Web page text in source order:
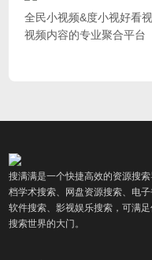
全民小视频&度小视好看
视频内容的专业聚合平台
搜满满是一个快捷高效的资源搜
档学术搜索、网盘资源搜索、电
软件搜索、影视娱乐搜索，可满
搜索世界的大门。